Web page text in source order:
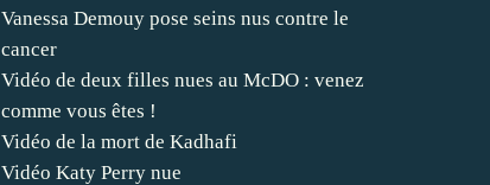
Vanessa Demouy pose seins nus contre le
cancer
Vidéo de deux filles nues au McDO : venez
comme vous êtes !
Vidéo de la mort de Kadhafi
Vidéo Katy Perry nue